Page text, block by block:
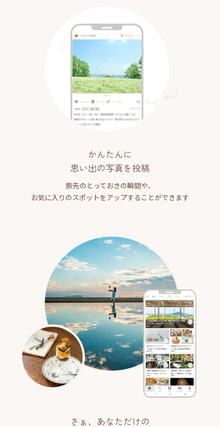
かんたんに
思い出の写真を投稿
旅先のとっておきの瞬間や、
お気に入りのスポットをアップすることができます
さぁ、あなただけの